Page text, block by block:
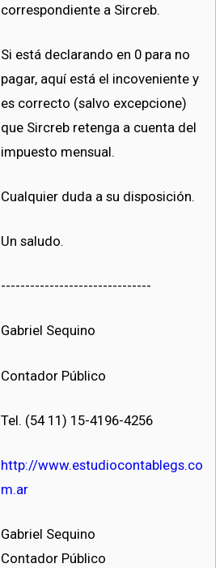
correspondiente a Sircreb.
Si está declarando en 0 para no
pagar, aquí está el incoveniente y
es correcto (salvo excepcione)
que Sircreb retenga a cuenta del
impuesto mensual.
Cualquier duda a su disposición.
Un saludo.
-------------------------------
Gabriel Sequino
Contador Público
Tel. (54 11) 15-4196-4256
http://www.estudiocontablegs.co
m.ar
Gabriel Sequino
Contador Público